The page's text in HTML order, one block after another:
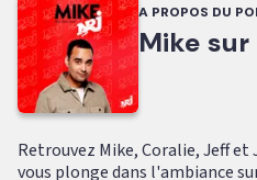
A PROPOS DU
Mike sur
Retrouvez Mike, Coralie, Jeff et
vous plonge dans l'ambiance